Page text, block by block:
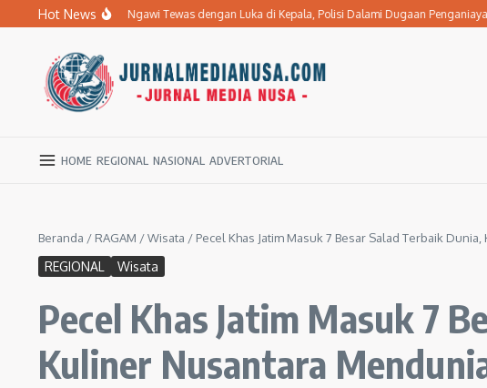
Lewati ke konten
Hot News
Stroke di Ngawi Tewas dengan Luka di Kepala, Polisi Dalami Dugaan Penganiayaan
HOME REGIONAL NASIONAL ADVERTORIAL
Beranda / RAGAM /Wisata / Pecel Khas Jatim Masuk 7 Besar Salad Terbaik
REGIONAL Wisata
Pecel Khas Jatim Masuk 7
Kuliner Nusantara